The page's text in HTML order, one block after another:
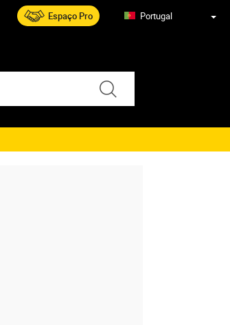
Portugal
Espaço Pro